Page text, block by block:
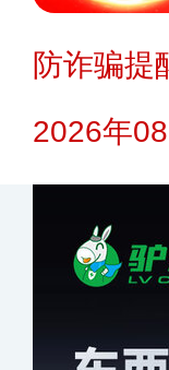
防诈骗提
2026年